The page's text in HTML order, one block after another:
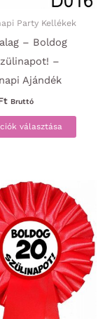
Party Kellékek
– Boldog
–
Ajándék
Bruttó
választása
Ennek
a
van.
A
a